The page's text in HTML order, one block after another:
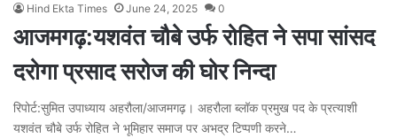
Hind Ekta Times June 24, 2025 0
आजमगढ़:यशवंत चौबे उर्फ रोहित ने सपा सांसद
दरोगा प्रसाद सरोज की घोर निन्दा
रिपोर्ट:सुमित उपाध्याय अहरौला/आजमगढ़। अहरौला ब्लॉक प्रमुख पद के प्रत्याशी
यशवंत चौबे उर्फ रोहित ने भूमिहार समाज पर अभद्र टिप्पणी करने…